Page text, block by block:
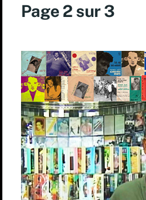
Page 2 sur 3